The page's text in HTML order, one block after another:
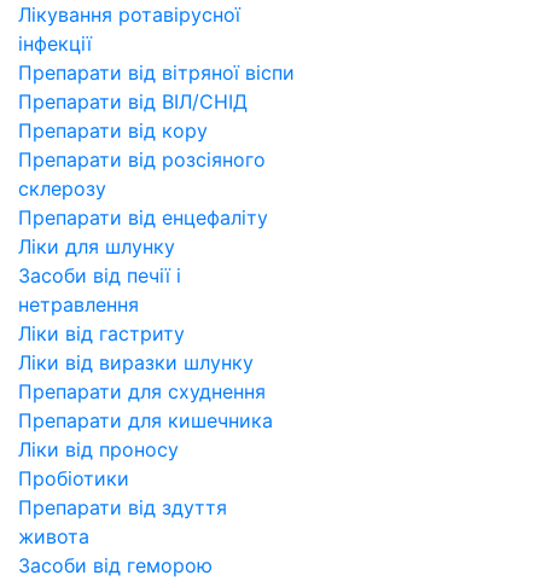
Лікування ротавірусної
інфекції
Препарати від вітряної віспи
Препарати від ВІЛ/СНІД
Препарати від кору
Препарати від розсіяного
склерозу
Препарати від енцефаліту
Ліки для шлунку
Засоби від печії і
нетравлення
Ліки від гастриту
Ліки від виразки шлунку
Препарати для схуднення
Препарати для кишечника
Ліки від проносу
Пробіотики
Препарати від здуття
живота
Засоби від геморою